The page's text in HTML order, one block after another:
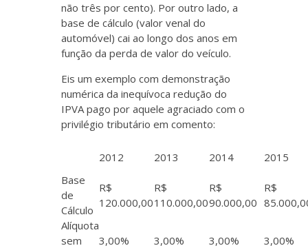
não três por cento). Por outro lado, a
base de cálculo (valor venal do
automóvel) cai ao longo dos anos em
função da perda de valor do veículo.
Eis um exemplo com demonstração
numérica da inequívoca redução do
IPVA pago por aquele agraciado com o
privilégio tributário em comento:
2012 2013 2014
2015
Base
de
Cálculo
R$
120.000,00
R$
110.000,00
R$
90.000,00
R$
Alíquota
sem
3,00% 3,00% 3,00% 3,00%